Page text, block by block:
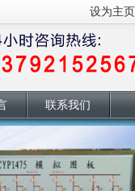
设为主页
|
联系我们